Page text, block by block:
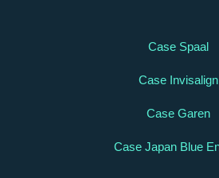
Case Spaal
Case Invisalign
Case Garen
Case Japan Blue